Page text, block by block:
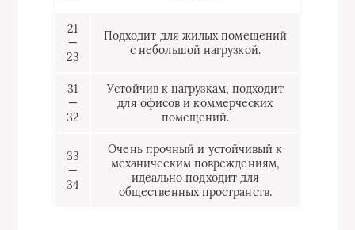
21
—
23
Подходит для жилых помещений
с небольшой нагрузкой.
31
—
32
Устойчив к нагрузкам, подходит
для офисов и коммерческих
помещений.
33
—
34
Очень прочный и устойчивый к
механическим повреждениям,
идеально подходит для
общественных пространств.